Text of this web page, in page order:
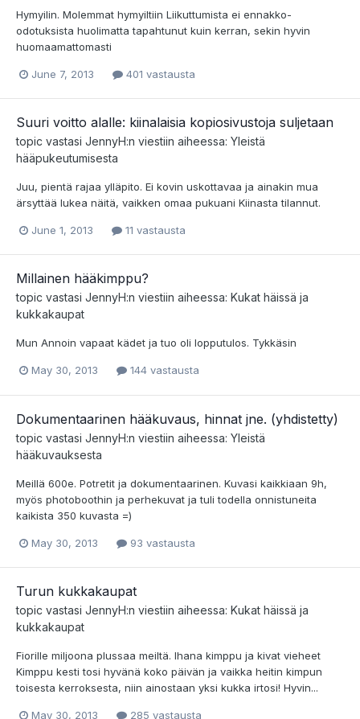
Hymyilin. Molemmat hymyiltiin Liikuttumista ei ennakko-
odotuksista huolimatta tapahtunut kuin kerran, sekin hyvin
huomaamattomasti
June 7, 2013 401 vastausta
Suuri voitto alalle: kiinalaisia kopiosivustoja suljetaan
topic vastasi JennyH:n viestiin aiheessa: Yleistä
hääpukeutumisesta
Juu, pientä rajaa ylläpito. Ei kovin uskottavaa ja ainakin mua
ärsyttää lukea näitä, vaikken omaa pukuani Kiinasta tilannut.
June 1, 2013 11 vastausta
Millainen hääkimppu?
topic vastasi JennyH:n viestiin aiheessa: Kukat häissä ja
kukkakaupat
Mun Annoin vapaat kädet ja tuo oli lopputulos. Tykkäsin
May 30, 2013 144 vastausta
Dokumentaarinen hääkuvaus, hinnat jne. (yhdistetty)
topic vastasi JennyH:n viestiin aiheessa: Yleistä
hääkuvauksesta
Meillä 600e. Potretit ja dokumentaarinen. Kuvasi kaikkiaan 9h,
myös photoboothin ja perhekuvat ja tuli todella onnistuneita
kaikista 350 kuvasta =)
May 30, 2013 93 vastausta
Turun kukkakaupat
topic vastasi JennyH:n viestiin aiheessa: Kukat häissä ja
kukkakaupat
Fiorille miljoona plussaa meiltä. Ihana kimppu ja kivat vieheet
Kimppu kesti tosi hyvänä koko päivän ja vaikka heitin kimpun
toisesta kerroksesta, niin ainostaan yksi kukka irtosi! Hyvin...
May 30, 2013 285 vastausta